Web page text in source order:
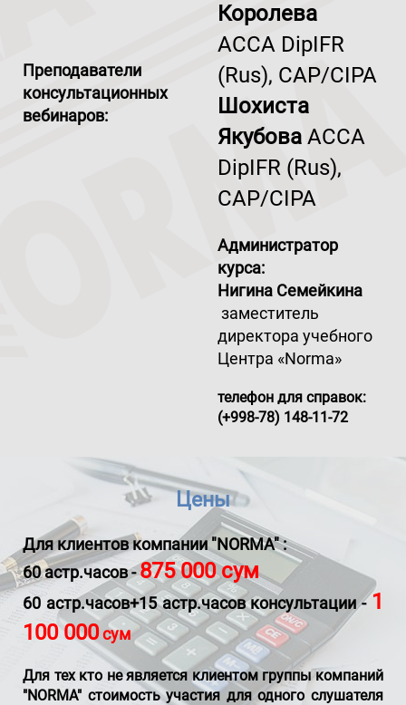
Преподаватели
консультационных
вебинаров:
Королева
ACCA DipIFR
(Rus), CAP/CIPA
Шохиста
Якубова ACCA
DipIFR (Rus),
CAP/CIPA
Администратор
курса:
Нигина Семейкина
заместитель
директора учебного
Центра «Norma»
телефон для справок:
(+998-78) 148-11-72
Цены
Для клиентов компании"NORMA" :
60 астр.часов -875 000 сум
60 астр.часов+15 астр.часов консультации- 1
100 000сум
Для тех кто не является клиентом группы компаний
"NORMA" стоимость участия для одного слушателя